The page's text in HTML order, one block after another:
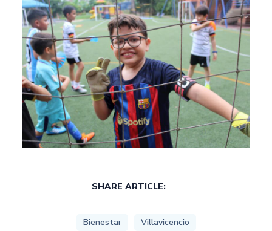
SHARE ARTICLE:
Bienestar Villavicencio